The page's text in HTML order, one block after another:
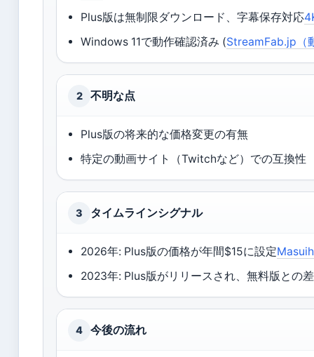
Plus版は無制限ダウンロード、字幕保存対応
Windows 11で動作確認済み (StreamFab.jp（
2 不明な点
Plus版の将来的な価格変更の有無
特定の動画サイト（Twitchなど）での互換性
3 タイムラインシグナル
2026年: Plus版の価格が年間$15に設定
2023年: Plus版がリリースされ、無料版との
4 今後の流れ